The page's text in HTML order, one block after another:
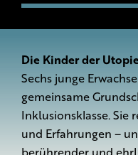
Die Kinder der
Sechs junge
gemeinsame
Inklusionsklasse. Sie
und Erfahrungen –